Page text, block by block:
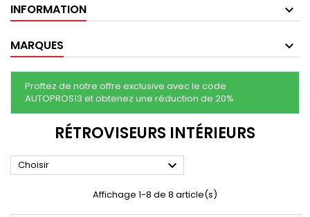
INFORMATION
MARQUES
Proftez de notre offre exclusive avec le code
AUTOPROS13 et obtenez une réduction de 20%
RÉTROVISEURS INTÉRIEURS
Choisir 
Affichage 1-8 de 8 article(s)